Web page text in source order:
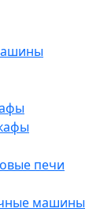
печи
машины